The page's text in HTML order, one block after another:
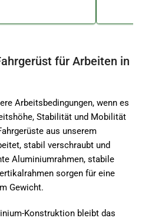
für Arbeiten in
Arbeitsbedingungen, wenn es
Stabilität und Mobilität
aus unserem
stabil verschraubt und
Aluminiumrahmen, stabile
sorgen für eine
Gewicht.
Konstruktion bleibt das